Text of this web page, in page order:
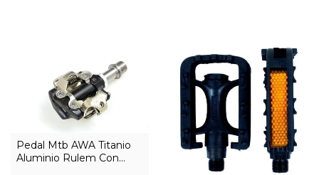
Pedal Mtb AWA Titanio
Aluminio Rulem Con